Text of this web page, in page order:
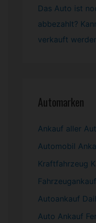
Das Auto ist
abbezahlt?
verkauft
Automarken
Ankauf aller
Automobil
Kraftfahrzeug
Autoankauf
Auto Ankauf